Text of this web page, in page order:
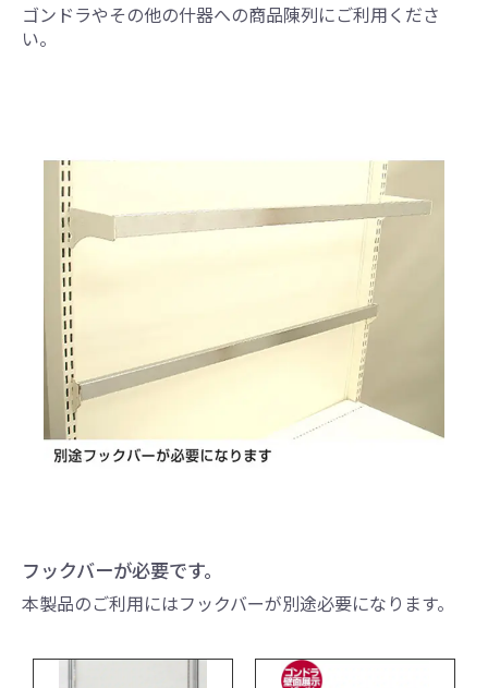
ゴンドラやその他の什器への商品陳列にご利用くださ
い。
フックバーが必要です。
本製品のご利用にはフックバーが別途必要になります。